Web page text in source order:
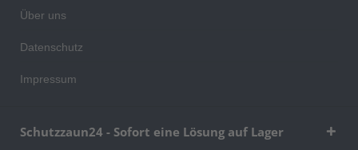
Über uns
Datenschutz
Impressum
Schutzzaun24 - Sofort eine Lösung auf Lager